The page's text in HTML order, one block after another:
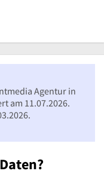
Agentur in
am 11.07.2026.